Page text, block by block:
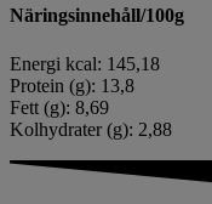
Näringsinnehåll/100g
Energi kcal: 145,18
Protein (g): 13,8
Fett (g): 8,69
Kolhydrater (g): 2,88